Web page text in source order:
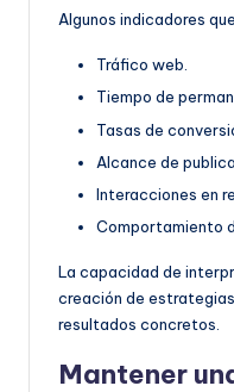
Algunos indicadores
Tráfico web.
Tiempo de
Tasas de
Alcance de
Interacciones en
Comportamiento
La capacidad de
creación de
resultados concretos.
Mantener